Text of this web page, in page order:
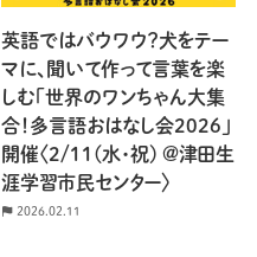
英語ではバウワウ？犬をテー
マに、聞いて作って言葉を楽
しむ「世界のワンちゃん大集
合！多言語おはなし会2026」
開催〈2/11(水・祝) @津田生
涯学習市民センター〉
2026.02.11